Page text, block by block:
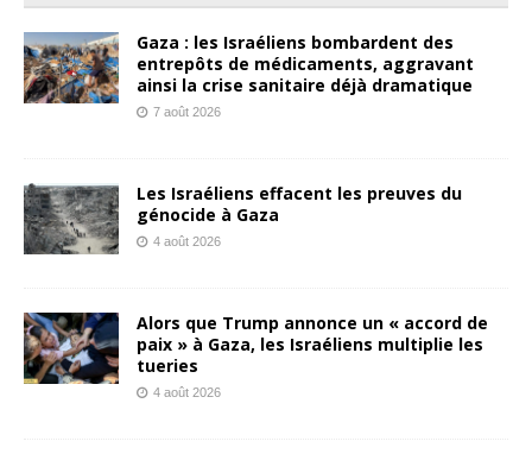
Gaza : les Israéliens bombardent des
entrepôts de médicaments, aggravant
ainsi la crise sanitaire déjà dramatique
7 août 2026
Les Israéliens effacent les preuves du
génocide à Gaza
4 août 2026
Alors que Trump annonce un « accord de
paix » à Gaza, les Israéliens multiplie les
tueries
4 août 2026